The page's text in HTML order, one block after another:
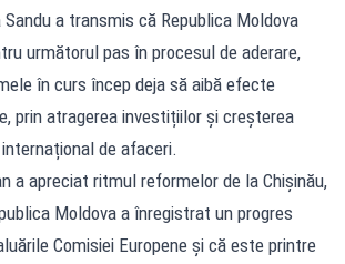
a transmis că Republica Moldova
următorul pas în procesul de aderare,
în curs încep deja să aibă efecte
prin atragerea investițiilor și creșterea
de afaceri.
a apreciat ritmul reformelor de la Chișinău,
Moldova a înregistrat un progres
Comisiei Europene și că este printre